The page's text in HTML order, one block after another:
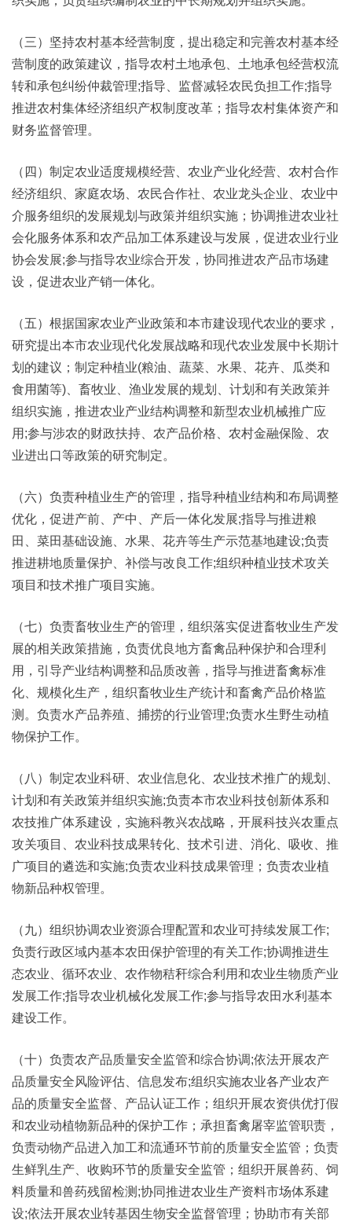
（三）坚持农村基本经营制度，提出稳定和完善农村基本经
营制度的政策建议，指导农村土地承包、土地承包经营权流
转和承包纠纷仲裁管理;指导、监督减轻农民负担工作;指导
推进农村集体经济组织产权制度改革；指导农村集体资产和
财务监督管理。
（四）制定农业适度规模经营、农业产业化经营、农村合作
经济组织、家庭农场、农民合作社、农业龙头企业、农业中
介服务组织的发展规划与政策并组织实施；协调推进农业社
会化服务体系和农产品加工体系建设与发展，促进农业行业
协会发展;参与指导农业综合开发，协同推进农产品市场建
设，促进农业产销一体化。
（五）根据国家农业产业政策和本市建设现代农业的要求，
研究提出本市农业现代化发展战略和现代农业发展中长期计
划的建议；制定种植业(粮油、蔬菜、水果、花卉、瓜类和
食用菌等)、畜牧业、渔业发展的规划、计划和有关政策并
组织实施，推进农业产业结构调整和新型农业机械推广应
用;参与涉农的财政扶持、农产品价格、农村金融保险、农
业进出口等政策的研究制定。
（六）负责种植业生产的管理，指导种植业结构和布局调整
优化，促进产前、产中、产后一体化发展;指导与推进粮
田、菜田基础设施、水果、花卉等生产示范基地建设;负责
推进耕地质量保护、补偿与改良工作;组织种植业技术攻关
项目和技术推广项目实施。
（七）负责畜牧业生产的管理，组织落实促进畜牧业生产发
展的相关政策措施，负责优良地方畜禽品种保护和合理利
用，引导产业结构调整和品质改善，指导与推进畜禽标准
化、规模化生产，组织畜牧业生产统计和畜禽产品价格监
测。负责水产品养殖、捕捞的行业管理;负责水生野生动植
物保护工作。
（八）制定农业科研、农业信息化、农业技术推广的规划、
计划和有关政策并组织实施;负责本市农业科技创新体系和
农技推广体系建设，实施科教兴农战略，开展科技兴农重点
攻关项目、农业科技成果转化、技术引进、消化、吸收、推
广项目的遴选和实施;负责农业科技成果管理；负责农业植
物新品种权管理。
（九）组织协调农业资源合理配置和农业可持续发展工作;
负责行政区域内基本农田保护管理的有关工作;协调推进生
态农业、循环农业、农作物秸秆综合利用和农业生物质产业
发展工作;指导农业机械化发展工作;参与指导农田水利基本
建设工作。
（十）负责农产品质量安全监管和综合协调;依法开展农产
品质量安全风险评估、信息发布;组织实施农业各产业农产
品的质量安全监督、产品认证工作；组织开展农资供优打假
和农业动植物新品种的保护工作；承担畜禽屠宰监管职责，
负责动物产品进入加工和流通环节前的质量安全监管；负责
生鲜乳生产、收购环节的质量安全监管；组织开展兽药、饲
料质量和兽药残留检测;协同推进农业生产资料市场体系建
设;依法开展农业转基因生物安全监督管理；协助市有关部